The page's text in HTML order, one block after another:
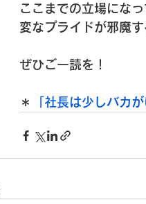
ここまでの立場にな
変なプライドが邪魔
ぜひご一読を！
＊ 「社長は少しバカ